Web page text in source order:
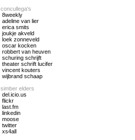
concullega's
8weekly
adeline van lier
erica smits
joukje akveld
loek zonneveld
oscar kocken
robbert van heuven
schuring schrijft
theater schrift lucifer
vincent kouters
wijbrand schaap
simber elders
del.icio.us
flickr
last.fm
linkedin
moose
twitter
xs4all